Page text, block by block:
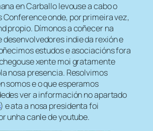
en Carballo levouse a cabo o
Conference onde, por primeira vez,
propio. Dímonos a coñecer na
indie da rexión e
estudos e asociacións fora
xente moi gratamente
nosa presencia. Resolvimos
somos e o que esperamos
ver a información no apartado
) e ata a nosa presidenta foi
unha canle de youtube.